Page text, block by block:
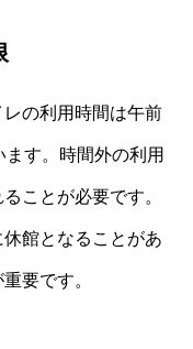
の利用時間は午前
す。時間外の利用
ことが必要です。
館となることがあ
要です。